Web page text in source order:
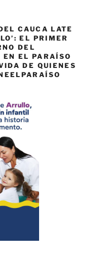
CAUCA LATE
EL PRIMER
DEL
EN EL PARAÍSO
DE QUIENES